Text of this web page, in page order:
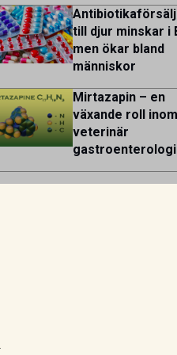
till djur minskar i
men ökar bland
människor
Mirtazapin – en
växande roll inom
veterinär
gastroenterologi